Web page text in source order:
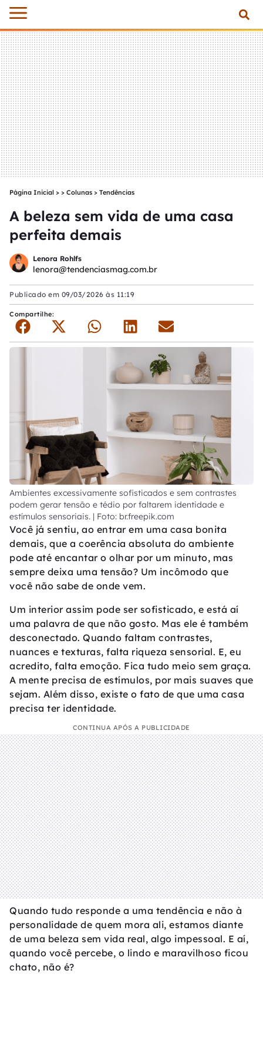
Página Inicial > Colunas > Tendências
A beleza sem vida de uma casa
perfeita demais
Lenora Rohlfs
lenora@tendenciasmag.com.br
Publicado em 09/03/2026 às 11:19
Compartilhe:
Ambientes excessivamente sofisticados e sem contrastes
podem gerar tensão e tédio por faltarem identidade e
estímulos sensoriais. | Foto: br.freepik.com
Você já sentiu, ao entrar em uma casa bonita
demais, que a coerência absoluta do ambiente
pode até encantar o olhar por um minuto, mas
sempre deixa uma tensão? Um incômodo que
você não sabe de onde vem.
Um interior assim pode ser sofisticado, e está aí
uma palavra de que não gosto. Mas ele é também
desconectado. Quando faltam contrastes,
nuances e texturas, falta riqueza sensorial. E, eu
acredito, falta emoção. Fica tudo meio sem graça.
A mente precisa de estímulos, por mais suaves que
sejam. Além disso, existe o fato de que uma casa
precisa ter identidade.
CONTINUA APÓS A PUBLICIDADE
Quando tudo responde a uma tendência e não à
personalidade de quem mora ali, estamos diante
de uma beleza sem vida real, algo impessoal. E aí,
quando você percebe, o lindo e maravilhoso ficou
chato, não é?